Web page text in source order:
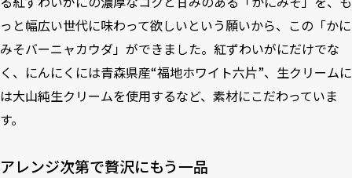
っと幅広い世代に味わって欲しいという願いから、この「かに
みそバーニャカウダ」ができました。紅ずわいがにだけでな
く、にんにくには青森県産“福地ホワイト六片”、生クリームに
は大山純生クリームを使用するなど、素材にこだわっていま
す。
アレンジ次第で贅沢にもう一品